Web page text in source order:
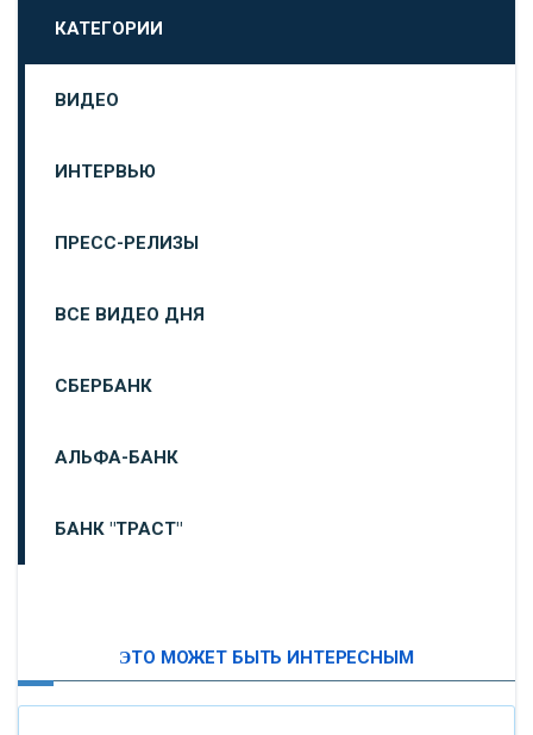
КАТЕГОРИИ
ВИДЕО
ИНТЕРВЬЮ
ПРЕСС-РЕЛИЗЫ
ВСЕ ВИДЕО ДНЯ
СБЕРБАНК
АЛЬФА-БАНК
БАНК "ТРАСТ"
ЭТО МОЖЕТ БЫТЬ ИНТЕРЕСНЫМ